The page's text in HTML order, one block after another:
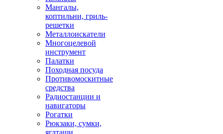
Мангалы,
коптильни, гриль-
решетки
Металлоискатели
Многоцелевой
инструмент
Палатки
Походная посуда
Противомоскитные
средства
Радиостанции и
навигаторы
Рогатки
Рюкзаки, сумки,
ягдташи